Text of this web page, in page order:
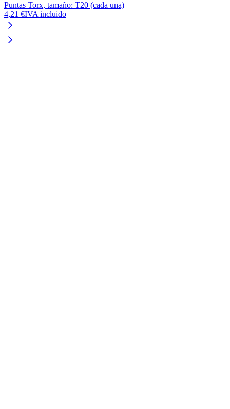
Puntas Torx, tamaño: T20 (cada una)
4,21 €IVA incluido